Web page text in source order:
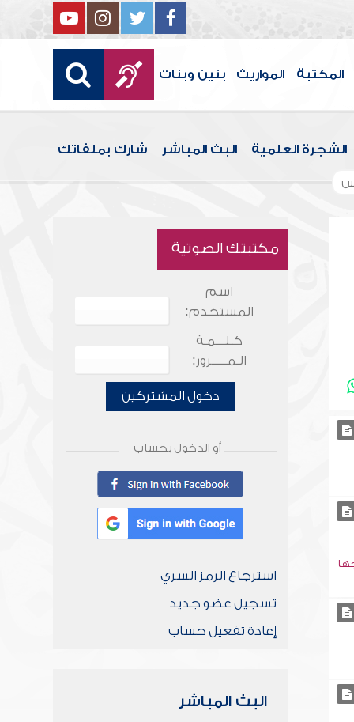
المكتبة المواريث بنين وبنات
الشجرة العلمية البث المباشر شارك بملفاتك
مكتبتك الصوتية
اسم
المستخدم:
كـلـــمـة
الـمـــــرور:
دخول المشتركين
أو الدخول بحساب
استرجاع الرمز السري
تسجيل عضو جديد
إعادة تفعيل حساب
البث المباشر